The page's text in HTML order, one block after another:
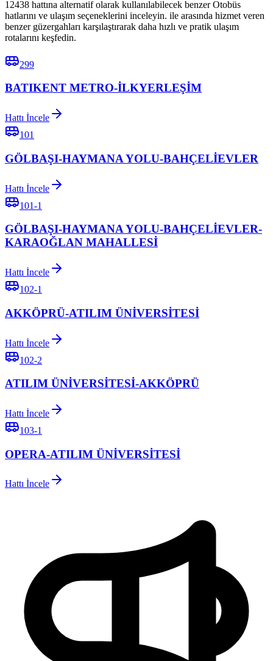
12438 hattına alternatif olarak kullanılabilecek benzer Otobüs
hatlarını ve ulaşım seçeneklerini inceleyin. ile arasında hizmet veren
benzer güzergahları karşılaştırarak daha hızlı ve pratik ulaşım
rotalarını keşfedin.
299
BATIKENT METRO-İLKYERLEŞİM
Hattı İncele
101
GÖLBAŞI-HAYMANA YOLU-BAHÇELİEVLER
Hattı İncele
101-1
GÖLBAŞI-HAYMANA YOLU-BAHÇELİEVLER-
KARAOĞLAN MAHALLESİ
Hattı İncele
102-1
AKKÖPRÜ-ATILIM ÜNİVERSİTESİ
Hattı İncele
102-2
ATILIM ÜNİVERSİTESİ-AKKÖPRÜ
Hattı İncele
103-1
OPERA-ATILIM ÜNİVERSİTESİ
Hattı İncele